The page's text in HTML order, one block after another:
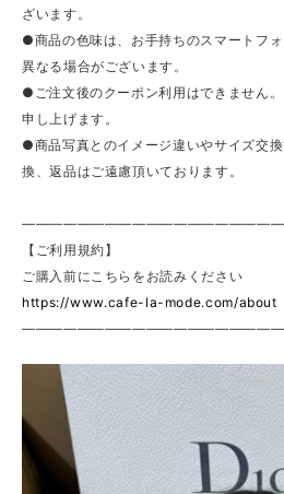
ざいます。
●商品の色味は、お手持ちのスマートフ
異なる場合がございます。
●ご注文後のクーポン利用はできません
申し上げます。
●商品写真とのイメージ違いやサイズ交
換、返品はご遠慮頂いております。
【ご利用規約】
ご購入前にこちらをお読みください
https://www.cafe-la-mode.com/about